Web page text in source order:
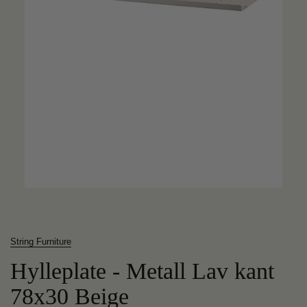
String Furniture
Hylleplate - Metall Lav kant
78x30 Beige